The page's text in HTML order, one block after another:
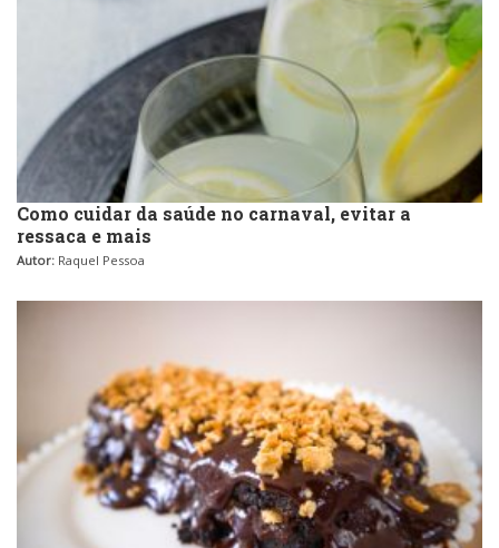
Como cuidar da saúde no carnaval, evitar a
ressaca e mais
Autor: Raquel Pessoa